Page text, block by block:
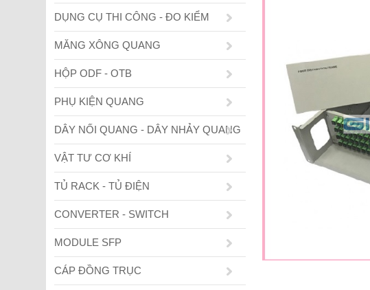
DỤNG CỤ THI CÔNG - ĐO KIỂM
MĂNG XÔNG QUANG
HỘP ODF - OTB
PHỤ KIỆN QUANG
DÂY NỐI QUANG - DÂY NHẢY QUANG
VẬT TƯ CƠ KHÍ
TỦ RACK - TỦ ĐIỆN
CONVERTER - SWITCH
MODULE SFP
CÁP ĐỒNG TRỤC